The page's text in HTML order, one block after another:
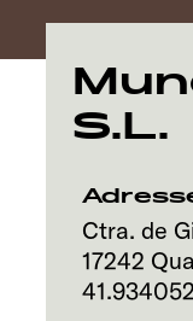
S.L.
Ctra. de
17242